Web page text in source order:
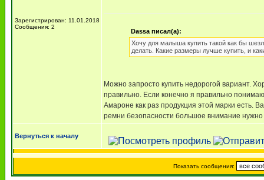
Зарегистрирован: 11.01.2018
Сообщения: 2
Dassa писал(а):
Хочу для малыша купить такой как бы
делать. Какие размеры лучше купить, и
Можно запросто купить недорогой вариант.
правильно. Если конечно я правильно
Амароне как раз продукция этой марки есть.
ремни безопасности большое внимание
Вернуться к началу
Показать сообщения: